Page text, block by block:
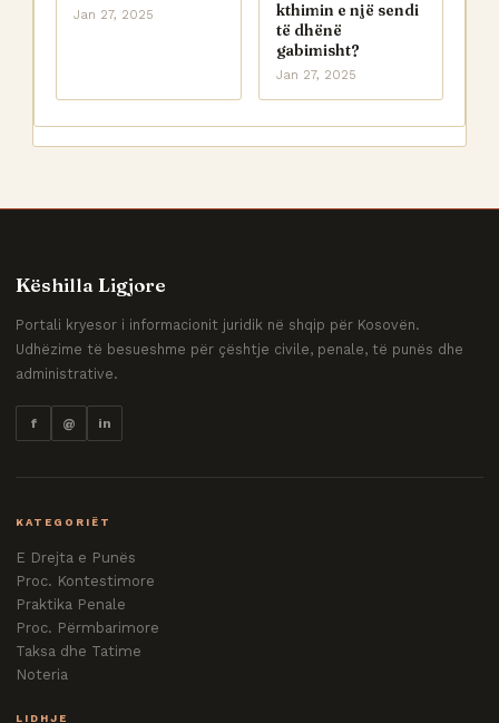
Jan 27, 2025
kthimin e një sendi
të dhënë
gabimisht?
Jan 27, 2025
Këshilla Ligjore
Portali kryesor i informacionit juridik në shqip për Kosovën.
Udhëzime të besueshme për çështje civile, penale, të punës dhe
administrative.
f @ in
KATEGORIËT
E Drejta e Punës
Proc. Kontestimore
Praktika Penale
Proc. Përmbarimore
Taksa dhe Tatime
Noteria
LIDHJE